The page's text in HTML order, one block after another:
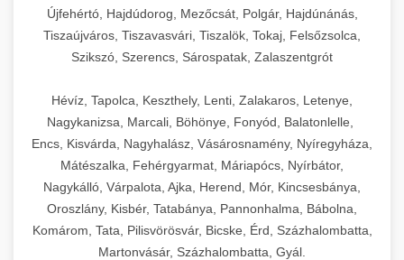
Újfehértó, Hajdúdorog, Mezőcsát, Polgár, Hajdúnánás,
Tiszaújváros, Tiszavasvári, Tiszalök, Tokaj, Felsőzsolca,
Szikszó, Szerencs, Sárospatak, Zalaszentgrót
Hévíz, Tapolca, Keszthely, Lenti, Zalakaros, Letenye,
Nagykanizsa, Marcali, Böhönye, Fonyód, Balatonlelle,
Encs, Kisvárda, Nagyhalász, Vásárosnamény, Nyíregyháza,
Mátészalka, Fehérgyarmat, Máriapócs, Nyírbátor,
Nagykálló, Várpalota, Ajka, Herend, Mór, Kincsesbánya,
Oroszlány, Kisbér, Tatabánya, Pannonhalma, Bábolna,
Komárom, Tata, Pilisvörösvár, Bicske, Érd, Százhalombatta,
Martonvásár, Százhalombatta, Gyál.